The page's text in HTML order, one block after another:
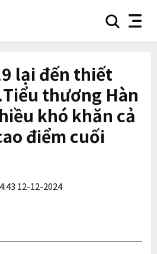
searchnav
lại đến thiết
thương Hàn
khó khăn cả
điểm cuối
12-12-2024